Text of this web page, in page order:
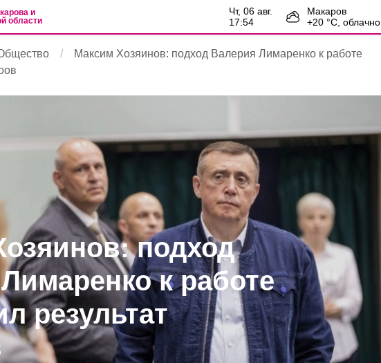
и
области
чт, 06 авг.
17:54
Макаров
+20 °С, облачно
Максим Хозяинов: подход Валерия Лимаренко к работе
подход
к работе
результат